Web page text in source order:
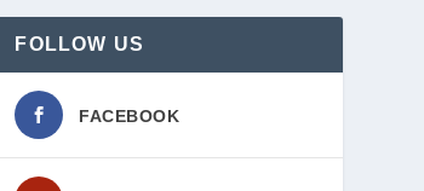
FOLLOW US
FACEBOOK